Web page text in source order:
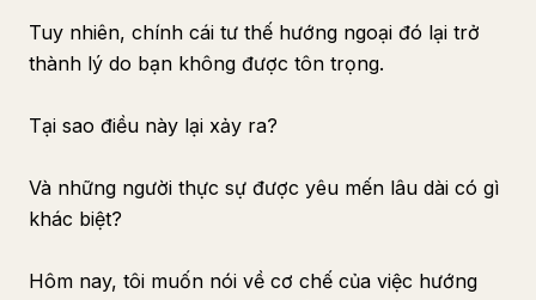
Tuy nhiên, chính cái tư thế hướng ngoại đó lại trở
thành lý do bạn không được tôn trọng.
Tại sao điều này lại xảy ra?
Và những người thực sự được yêu mến lâu dài có gì
khác biệt?
Hôm nay, tôi muốn nói về cơ chế của việc hướng